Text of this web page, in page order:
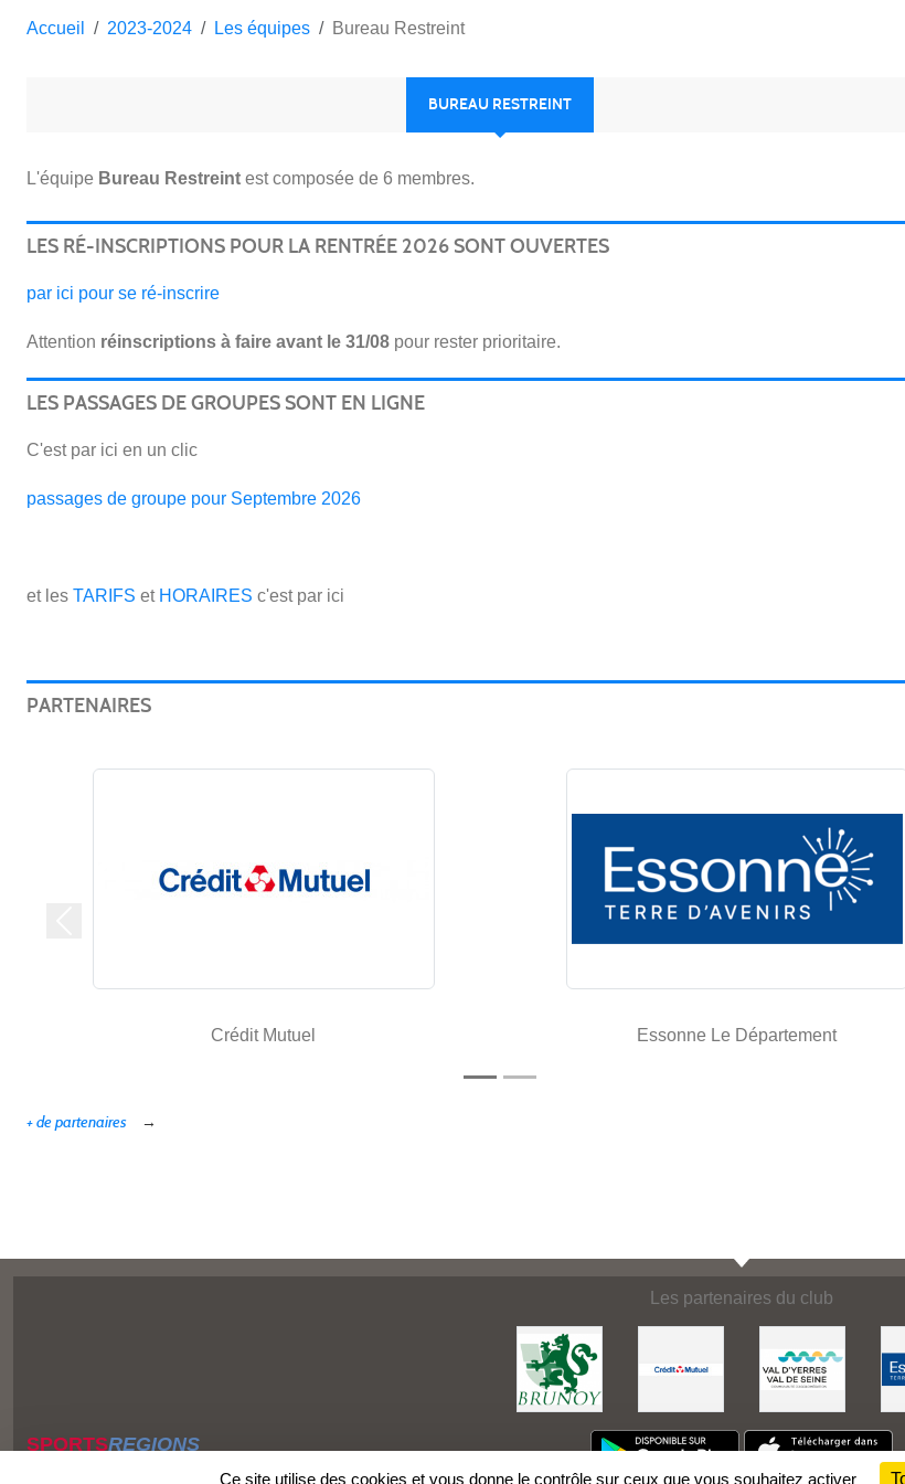
Accueil 2023-2024 Les équipes Bureau Restreint
BUREAU RESTREINT
L'équipe Bureau Restreint est composée de 6 membres.
LES RÉ-INSCRIPTIONS POUR LA RENTRÉE 2026 SONT OUVERTES
par ici pour se ré-inscrire
Attention réinscriptions à faire avant le 31/08 pour rester prioritaire.
LES PASSAGES DE GROUPES SONT EN LIGNE
C'est par ici en un clic
passages de groupe pour Septembre 2026
et les TARIFS et HORAIRES c'est par ici
PARTENAIRES
Crédit Mutuel Essonne Le Département
+ de partenaires
Les partenaires du club
SPORTSREGIONS
Ce site utilise des cookies et vous donne le contrôle sur ceux que vous souhaitez activer